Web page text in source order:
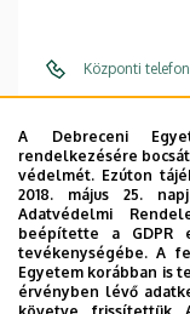
Központi
Cím
Épület
A Debreceni
rendelkezésére
védelmét. Ezúton
2018. május 25.
Adatvédelmi
beépítette a GDPR
tevékenységébe. A
Egyetem korábban is
érvényben lévő